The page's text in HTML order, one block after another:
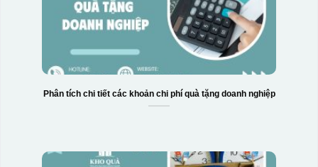
Phân tích chi tiết các khoản chi phí quà tặng doanh nghiệp